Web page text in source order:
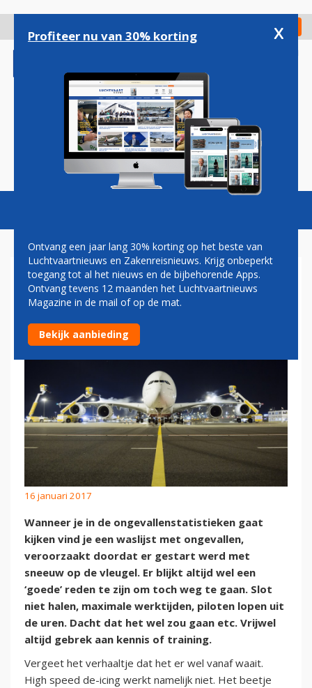
gaan
Check in
Magazine Podcasts Vacatures
PAUL GROVE: SNOW ON THE
WING? DO NOT FLY!
16 januari 2017
Wanneer je in de ongevallenstatistieken gaat
kijken vind je een waslijst met ongevallen,
veroorzaakt doordat er gestart werd met
sneeuw op de vleugel. Er blijkt altijd wel een
‘goede’ reden te zijn om toch weg te gaan. Slot
niet halen, maximale werktijden, piloten lopen uit
de uren. Dacht dat het wel zou gaan etc. Vrijwel
altijd gebrek aan kennis of training.
Vergeet het verhaaltje dat het er wel vanaf waait.
High speed de-icing werkt namelijk niet. Het beetje
Profiteer nu van 30% korting x
Ontvang een jaar lang 30% korting op het beste van
Luchtvaartnieuws en Zakenreisnieuws. Krijg onbeperkt
toegang tot al het nieuws en de bijbehorende Apps.
Ontvang tevens 12 maanden het Luchtvaartnieuws
Magazine in de mail of op de mat.
Bekijk aanbieding